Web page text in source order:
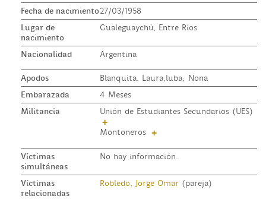
Fecha de nacimiento27/03/1958
Lugar de
nacimiento
Gualeguaychú, Entre Ríos
Nacionalidad Argentina
Apodos
Blanquita, Laura,luba; Nona
Embarazada
4 Meses
Militancia
Unión de Estudiantes Secundarios (UES)
+
Montoneros +
Víctimas
simultáneas
No hay información.
Víctimas
relacionadas
Robledo, Jorge Omar(pareja)